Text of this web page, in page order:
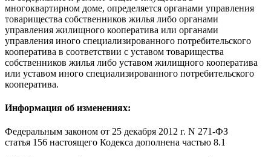
многоквартирном доме, определяется органами управления
товарищества собственников жилья либо органами
управления жилищного кооператива или органами
управления иного специализированного потребительского
кооператива в соответствии с уставом товарищества
собственников жилья либо уставом жилищного кооператива
или уставом иного специализированного потребительского
кооператива.
Информация об изменениях:
Федеральным законом от 25 декабря 2012 г. N 271-ФЗ
статья 156 настоящего Кодекса дополнена частью 8.1